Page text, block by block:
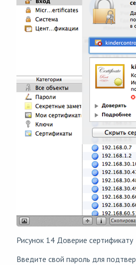
Рисунок 14 Доверие сертификату
Введите свой пароль для